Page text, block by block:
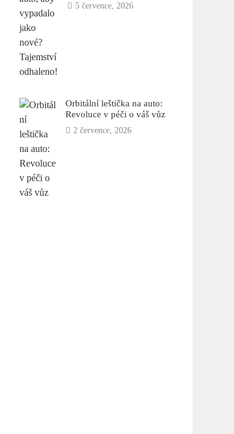
5 července, 2026
Orbitální leštička na auto:
Revoluce v péči o váš vůz
2 července, 2026